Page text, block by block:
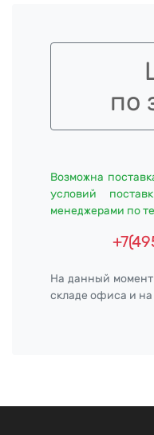
по
Возможна
условий
менеджерами по
На данный
складе офиса и